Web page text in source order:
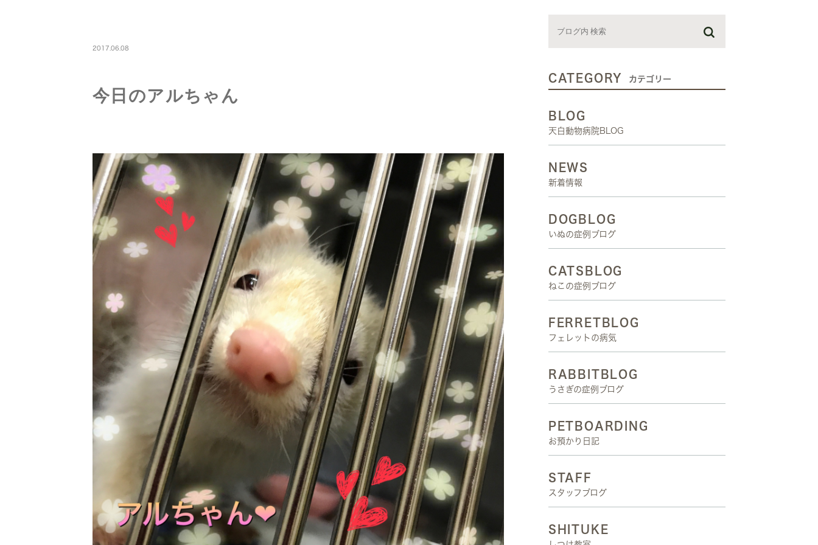
2017.06.08
今日のアルちゃん
CATEGORY カテゴリー
BLOG
天白動物病院BLOG
NEWS
新着情報
DOGBLOG
いぬの症例ブログ
CATSBLOG
ねこの症例ブログ
FERRETBLOG
フェレットの病気
RABBITBLOG
うさぎの症例ブログ
PETBOARDING
お預かり日記
STAFF
スタッフブログ
SHITUKE